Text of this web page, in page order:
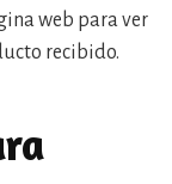
web para ver
recibido.